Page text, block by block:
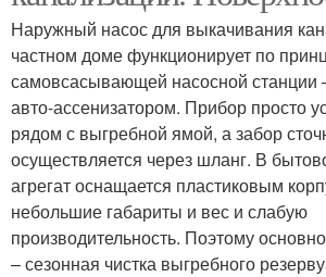
Наружный насос для выкачивания
частном доме функционирует по
самовсасывающей насосной станции
авто-ассенизатором. Прибор просто
рядом с выгребной ямой, а забор
осуществляется через шланг. В
агрегат оснащается пластиковым
небольшие габариты и вес и слабую
производительность. Поэтому
– сезонная чистка выгребного